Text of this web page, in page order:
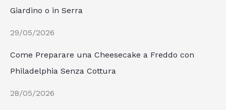
Giardino o in Serra
29/05/2026
Come Preparare una Cheesecake a Freddo con
Philadelphia Senza Cottura
28/05/2026